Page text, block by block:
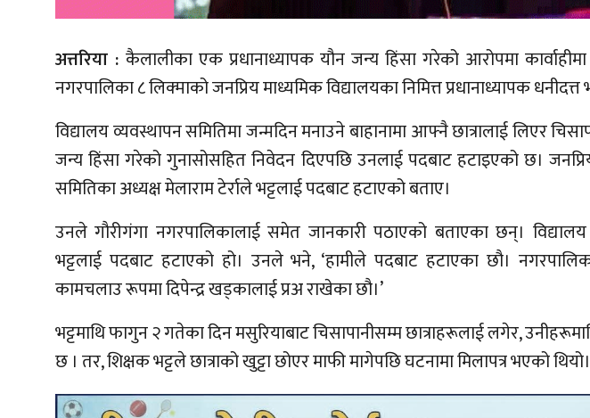
अत्तरिया :कैलालीका एक प्रधानाध्यापक यौन जन्य हिंसा गरेको आरोपमा
नगरपालिका ८ लिक्माको जनप्रिय माध्यमिक विद्यालयका निमित्त प्रधानाध्यापक धनीदत्त
विद्यालय व्यवस्थापन समितिमा जन्मदिन मनाउने बाहानामा आफ्नै छात्रालाई लिएर
जन्य हिंसा गरेको गुनासोसहित निवेदन दिएपछि उनलाई पदबाट हटाइएको छ।
समितिका अध्यक्ष मेलाराम टेर्राले भट्टलाई पदबाट हटाएको बताए।
उनले गौरीगंगा नगरपालिकालाई समेत जानकारी पठाएको बताएका छन्।
भट्टलाई पदबाट हटाएको हो। उनले भने, ‘हामीले पदबाट हटाएका छौ।
कामचलाउ रूपमा दिपेन्द्र खड्कालाई प्रअ राखेका छौ।’
भट्टमाथि फागुन २ गतेका दिन मसुरियाबाट चिसापानीसम्म छात्राहरूलाई लगेर,
छ । तर, शिक्षक भट्टले छात्राको खुट्टा छोएर माफी मागेपछि घटनामा मिलापत्र भएको थियो।